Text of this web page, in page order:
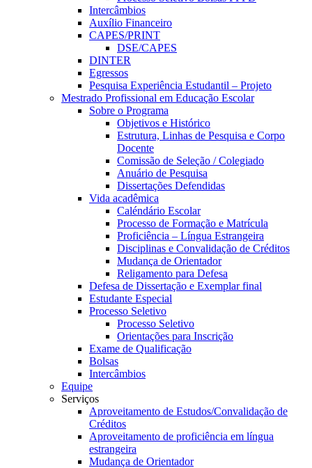
Intercâmbios
Auxílio Financeiro
CAPES/PRINT
DSE/CAPES
DINTER
Egressos
Pesquisa Experiência Estudantil – Projeto
Mestrado Profissional em Educação Escolar
Sobre o Programa
Objetivos e Histórico
Estrutura, Linhas de Pesquisa e Corpo
Docente
Comissão de Seleção / Colegiado
Anuário de Pesquisa
Dissertações Defendidas
Vida acadêmica
Caléndário Escolar
Processo de Formação e Matrícula
Proficiência – Língua Estrangeira
Disciplinas e Convalidação de Créditos
Mudança de Orientador
Religamento para Defesa
Defesa de Dissertação e Exemplar final
Estudante Especial
Processo Seletivo
Processo Seletivo
Orientações para Inscrição
Exame de Qualificação
Bolsas
Intercâmbios
Equipe
Serviços
Aproveitamento de Estudos/Convalidação de
Créditos
Aproveitamento de proficiência em língua
estrangeira
Mudança de Orientador